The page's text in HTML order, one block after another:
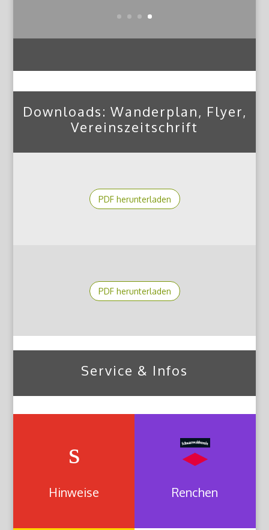
Downloads: Wanderplan, Flyer,
Vereinszeitschrift
PDF herunterladen
PDF herunterladen
Service & Infos
s
Hinweise Renchen